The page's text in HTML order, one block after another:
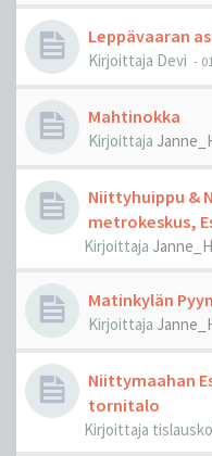
Leppävaaran
Kirjoittaja Devi -
Mahtinokka
Kirjoittaja
Niittyhuippu &
metrokeskus,
Kirjoittaja Janne_H
Matinkylän
Kirjoittaja
Niittymaahan
tornitalo
Kirjoittaja